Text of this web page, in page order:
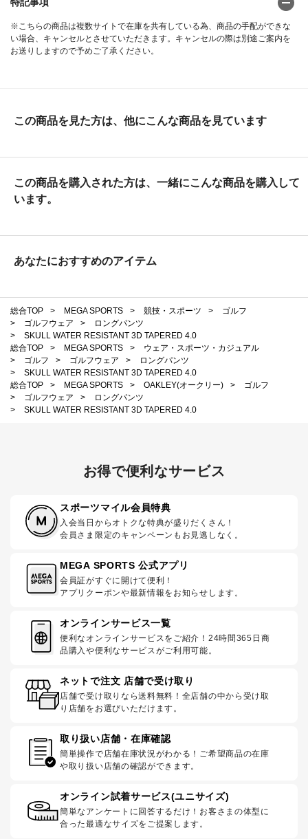
※こちらの商品は複数サイトで在庫を共有している為、商品の手配ができな
い場合、キャンセルとさせていただきます。キャンセルの際は別途ご案内を
お送りしますので予めご了承ください。
この商品を見た方は、他にこんな商品を見ています
この商品を購入された方は、一緒にこんな商品を購入して
います。
あなたにおすすめのアイテム
総合TOP > MEGA SPORTS > 競技・スポーツ >
ゴルフ
>
ゴルフウェア >
ロングパンツ
>
SKULL WATER RESISTANT 3D TAPERED 4.0
総合TOP
> MEGA SPORTS >
ウェア・スポーツ・カジュアル
>
ゴルフ > ゴルフウェア >
ロングパンツ
>
SKULL WATER RESISTANT 3D TAPERED 4.0
総合TOP
> MEGA SPORTS > OAKLEY(オークリー) >
ゴルフ
>
ゴルフウェア >
ロングパンツ
>
SKULL WATER RESISTANT 3D TAPERED 4.0
お得で便利なサービス
スポーツマイル会員特典
入会当日からオトクな特典が盛りだくさん！
会員さま限定のキャンペーンもお見逃しなく。
MEGA SPORTS 公式アプリ
会員証がすぐに開けて便利！
アプリクーポンや最新情報をお知らせします。
オンラインサービス一覧
便利なオンラインサービスをご紹介！24時間365日商
品購入や便利なサービスがご利用可能。
ネットで注文 店舗で受け取り
店舗で受け取りなら送料無料！全店舗の中から受け取
り店舗をお選びいただけます。
取り扱い店舗・在庫確認
簡単操作で店舗在庫状況がわかる！ご希望商品の在庫
や取り扱い店舗の確認ができます。
オンライン試着サービス(ユニサイズ)
簡単なアンケートに回答するだけ！お客さまの体型に
合った最適なサイズをご提案します。